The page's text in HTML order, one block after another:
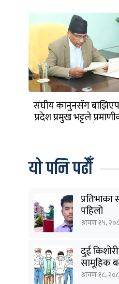
संघीय कानुनसँग
प्रदेश प्रमुख भट्टले
यो पनि पढौँ
पहिलो
श्रावण १५,
दुई
सामूहिक
पक्राउ
श्रावण १८,